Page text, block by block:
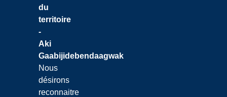
du
territoire
-
Aki
Gaabijidebendaagwak
Nous
désirons
reconnaitre